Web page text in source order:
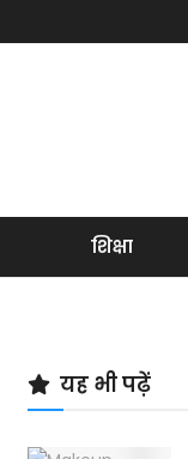
शिक्षा
यह भी पढ़ें